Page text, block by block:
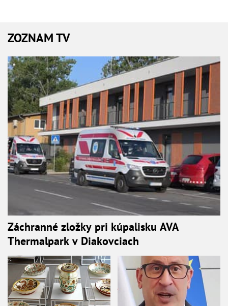
ZOZNAM TV
Záchranné zložky pri kúpalisku AVA
Thermalpark v Diakovciach